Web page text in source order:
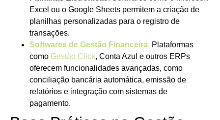
Excel ou o Google Sheets permitem a criação de
planilhas personalizadas para o registro de
transações.
Softwares de Gestão Financeira: Plataformas
como Gestão Click, Conta Azul e outros ERPs
oferecem funcionalidades avançadas, como
conciliação bancária automática, emissão de
relatórios e integração com sistemas de
pagamento.